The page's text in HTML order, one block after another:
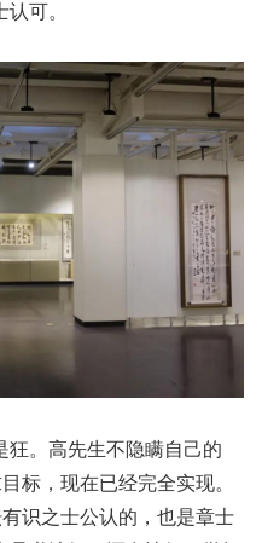
可。
。高先生不隐瞒自己的
标，现在已经完全实现。
识之士公认的，也是章士